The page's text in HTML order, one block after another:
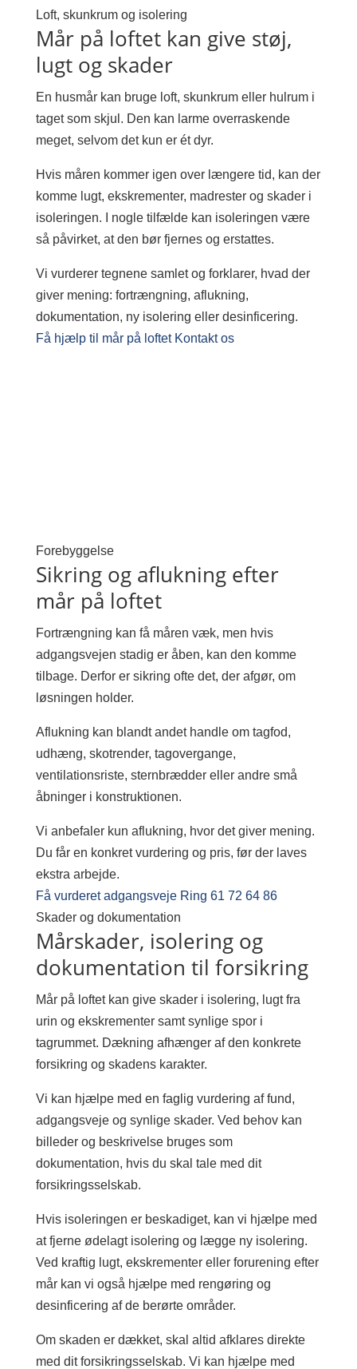
Loft, skunkrum og isolering
Mår på loftet kan give støj,
lugt og skader
En husmår kan bruge loft, skunkrum eller hulrum i
taget som skjul. Den kan larme overraskende
meget, selvom det kun er ét dyr.
Hvis måren kommer igen over længere tid, kan der
komme lugt, ekskrementer, madrester og skader i
isoleringen. I nogle tilfælde kan isoleringen være
så påvirket, at den bør fjernes og erstattes.
Vi vurderer tegnene samlet og forklarer, hvad der
giver mening: fortrængning, aflukning,
dokumentation, ny isolering eller desinficering.
Få hjælp til mår på loftet Kontakt os
Forebyggelse
Sikring og aflukning efter
mår på loftet
Fortrængning kan få måren væk, men hvis
adgangsvejen stadig er åben, kan den komme
tilbage. Derfor er sikring ofte det, der afgør, om
løsningen holder.
Aflukning kan blandt andet handle om tagfod,
udhæng, skotrender, tagovergange,
ventilationsriste, sternbrædder eller andre små
åbninger i konstruktionen.
Vi anbefaler kun aflukning, hvor det giver mening.
Du får en konkret vurdering og pris, før der laves
ekstra arbejde.
Få vurderet adgangsveje Ring 61 72 64 86
Skader og dokumentation
Mårskader, isolering og
dokumentation til forsikring
Mår på loftet kan give skader i isolering, lugt fra
urin og ekskrementer samt synlige spor i
tagrummet. Dækning afhænger af den konkrete
forsikring og skadens karakter.
Vi kan hjælpe med en faglig vurdering af fund,
adgangsveje og synlige skader. Ved behov kan
billeder og beskrivelse bruges som
dokumentation, hvis du skal tale med dit
forsikringsselskab.
Hvis isoleringen er beskadiget, kan vi hjælpe med
at fjerne ødelagt isolering og lægge ny isolering.
Ved kraftig lugt, ekskrementer eller forurening efter
mår kan vi også hjælpe med rengøring og
desinficering af de berørte områder.
Om skaden er dækket, skal altid afklares direkte
med dit forsikringsselskab. Vi kan hjælpe med